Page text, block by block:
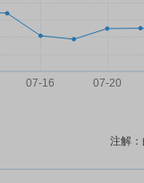
注解